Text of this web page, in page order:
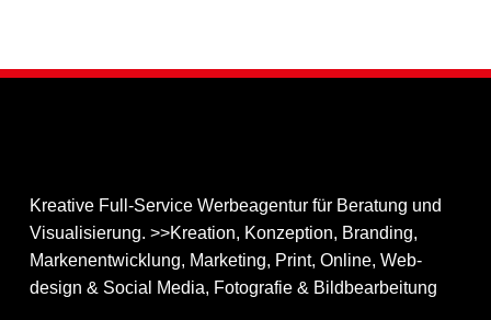
Kreative Full-Service Werbeagentur für Beratung und
Visualisierung. >>Kreation, Konzeption, Branding,
Markenentwicklung, Marketing, Print, Online, Web­
design & Social Media, Fotografie & Bildbear­bei­tung